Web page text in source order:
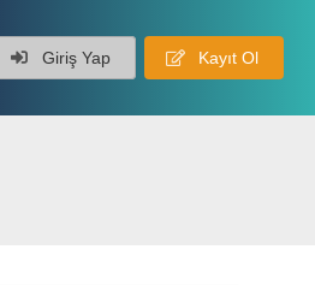
Giriş Yap Kayıt Ol